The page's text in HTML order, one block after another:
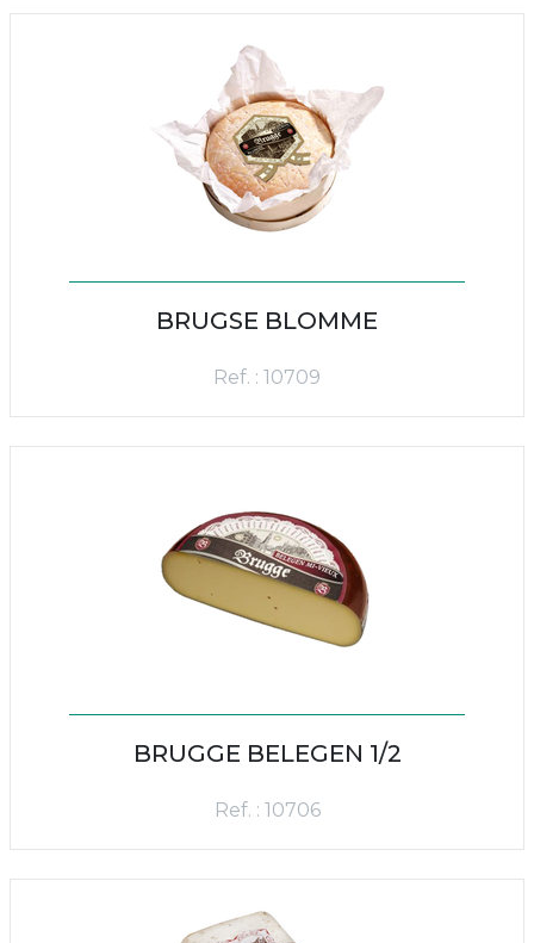
BRUGSE BLOMME
Ref. : 10709
BRUGGE BELEGEN 1/2
Ref. : 10706